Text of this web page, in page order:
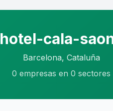
hotel-cala-
Barcelona, Cataluña
0 empresas en 0 sectores